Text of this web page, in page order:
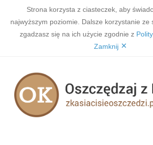
Strona korzysta z ciasteczek, aby
najwyższym poziomie. Dalsze korzystanie ze
zgadzasz się na ich użycie zgodnie z
Zamknij ×